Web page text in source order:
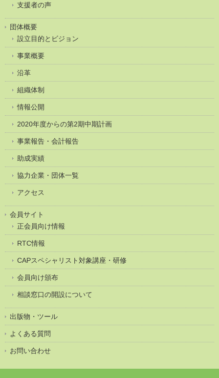
支援者の声
団体概要
設立目的とビジョン
事業概要
沿革
組織体制
情報公開
2020年度からの第2期中期計画
事業報告・会計報告
助成実績
協力企業・団体一覧
アクセス
会員サイト
正会員向け情報
RTC情報
CAPスペシャリスト対象講座・研修
会員向け頒布
相談窓口の開設について
出版物・ツール
よくある質問
お問い合わせ